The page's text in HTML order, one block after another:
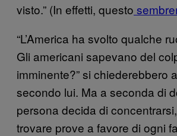
visto.” (In effetti, questo
“L’America ha svolto qualche
Gli americani sapevano del
imminente?” si chiederebbero
secondo lui. Ma a seconda di
persona decida di
trovare prove a favore di ogni